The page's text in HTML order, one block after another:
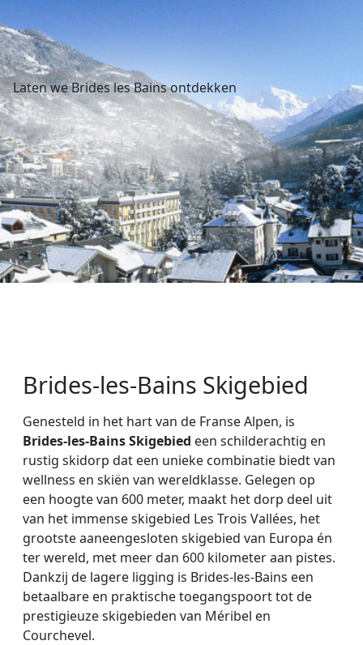
Laten we Brides les Bains ontdekken
Brides-les-Bains Skigebied
Genesteld in het hart van de Franse Alpen, is
Brides-les-Bains Skigebied een schilderachtig en
rustig skidorp dat een unieke combinatie biedt van
wellness en skiën van wereldklasse. Gelegen op
een hoogte van 600 meter, maakt het dorp deel uit
van het immense skigebied Les Trois Vallées, het
grootste aaneengesloten skigebied van Europa én
ter wereld, met meer dan 600 kilometer aan pistes.
Dankzij de lagere ligging is Brides-les-Bains een
betaalbare en praktische toegangspoort tot de
prestigieuze skigebieden van Méribel en
Courchevel.